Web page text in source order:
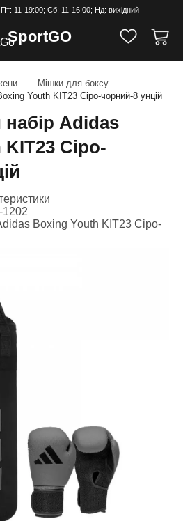
11-19:00; Cб: 11-16:00; Нд: вихідний
SportGO
Мішки для боксу
Youth KIT23 Сіро-чорний-8 унцій
Adidas
Сіро-
1202